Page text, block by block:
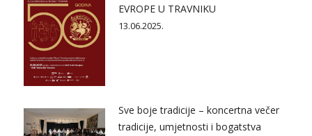
EVROPE U TRAVNIKU
13.06.2025.
Sve boje tradicije – koncertna večer
tradicije, umjetnosti i bogatstva